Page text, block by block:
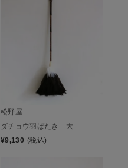
松野屋
ダチョウ羽ばたき 大
¥9,130 (税込)